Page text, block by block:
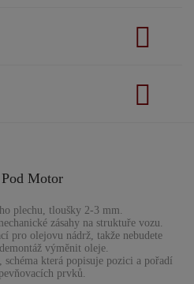
Motor
plechu, tloušky 2-3 mm.
zásahy na struktuře vozu.
pro olejovu nádrž, takže nebudete
výměnit oleje.
schéma která popisuje pozici a pořadí
prvků.